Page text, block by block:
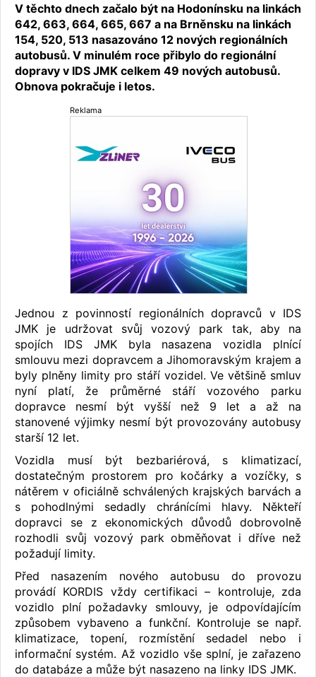
V těchto dnech začalo být na Hodonínsku na linkách
642, 663, 664, 665, 667 a na Brněnsku na linkách
154, 520, 513 nasazováno 12 nových regionálních
autobusů. V minulém roce přibylo do regionální
dopravy v IDS JMK celkem 49 nových autobusů.
Obnova pokračuje i letos.
Reklama
Jednou z povinností regionálních dopravců v IDS
JMK je udržovat svůj vozový park tak, aby na
spojích IDS JMK byla nasazena vozidla plnící
smlouvu mezi dopravcem a Jihomoravským krajem a
byly plněny limity pro stáří vozidel. Ve většině smluv
nyní platí, že průměrné stáří vozového parku
dopravce nesmí být vyšší než 9 let a až na
stanovené výjimky nesmí být provozovány autobusy
starší 12 let.
Vozidla musí být bezbariérová, s klimatizací,
dostatečným prostorem pro kočárky a vozíčky, s
nátěrem v oficiálně schválených krajských barvách a
s pohodlnými sedadly chránícími hlavy. Někteří
dopravci se z ekonomických důvodů dobrovolně
rozhodli svůj vozový park obměňovat i dříve než
požadují limity.
Před nasazením nového autobusu do provozu
provádí KORDIS vždy certifikaci – kontroluje, zda
vozidlo plní požadavky smlouvy, je odpovídajícím
způsobem vybaveno a funkční. Kontroluje se např.
klimatizace, topení, rozmístění sedadel nebo i
informační systém. Až vozidlo vše splní, je zařazeno
do databáze a může být nasazeno na linky IDS JMK.